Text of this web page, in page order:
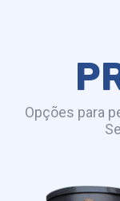
Opções para